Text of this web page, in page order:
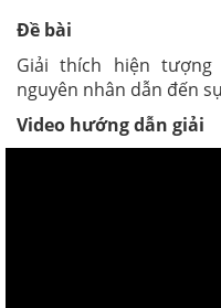
Đề bài
Giải thích hiện
nguyên nhân dẫn đến
Video hướng dẫn giải